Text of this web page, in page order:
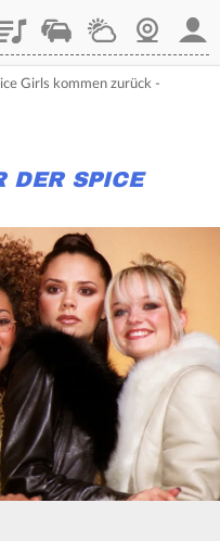
VerkehrWetterWebcam
Girls kommen zurück -
DER SPICE